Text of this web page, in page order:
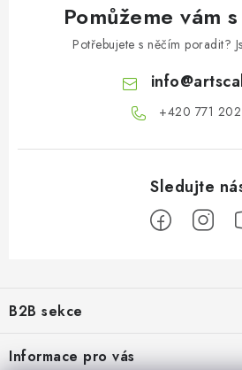
Pomůžeme vám
Potřebujete s něčím poradit?
info@
+420 771
p
a
B2B sekce
poskytování odpovídajících služeb a
Informace pro vás